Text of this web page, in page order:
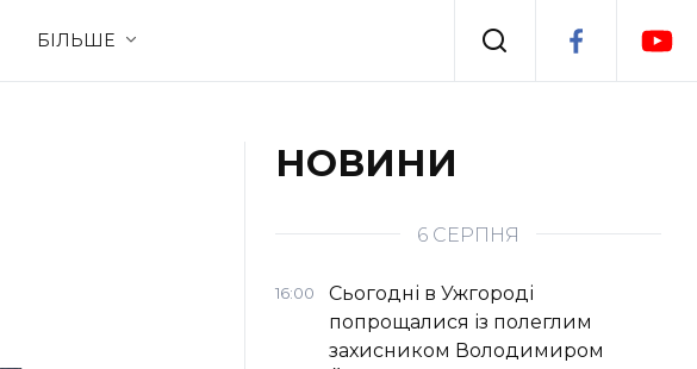
БІЛЬШЕ
Події
НОВИНИ
6 СЕРПНЯ
16:00
Сьогодні в Ужгороді
попрощалися із полеглим
захисником Володимиром